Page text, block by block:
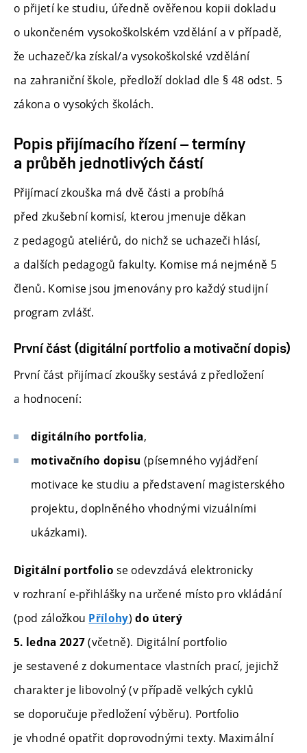
o přijetí ke studiu, úředně ověřenou kopii dokladu
o ukončeném vysokoškolském vzdělání a v případě,
že uchazeč/ka získal/a vysokoškolské vzdělání
na zahraniční škole, předloží doklad dle § 48 odst. 5
zákona o vysokých školách.
Popis přijímacího řízení – termíny
a průběh jednotlivých částí
Přijímací zkouška má dvě části a probíhá
před zkušební komisí, kterou jmenuje děkan
z pedagogů ateliérů, do nichž se uchazeči hlásí,
a dalších pedagogů fakulty. Komise má nejméně 5
členů. Komise jsou jmenovány pro každý studijní
program zvlášť.
První část (digitální portfolio a motivační dopis)
První část přijímací zkoušky sestává z předložení
a hodnocení:
digitálního portfolia,
motivačního dopisu (písemného vyjádření
motivace ke studiu a představení magisterského
projektu, doplněného vhodnými vizuálními
ukázkami).
Digitální portfolio se odevzdává elektronicky
v rozhraní e-přihlášky na určené místo pro vkládání
(pod záložkou Přílohy)do úterý
5. ledna 2027(včetně). Digitální portfolio
je sestavené z dokumentace vlastních prací, jejichž
charakter je libovolný (v případě velkých cyklů
se doporučuje předložení výběru). Portfolio
je vhodné opatřit doprovodnými texty. Maximální